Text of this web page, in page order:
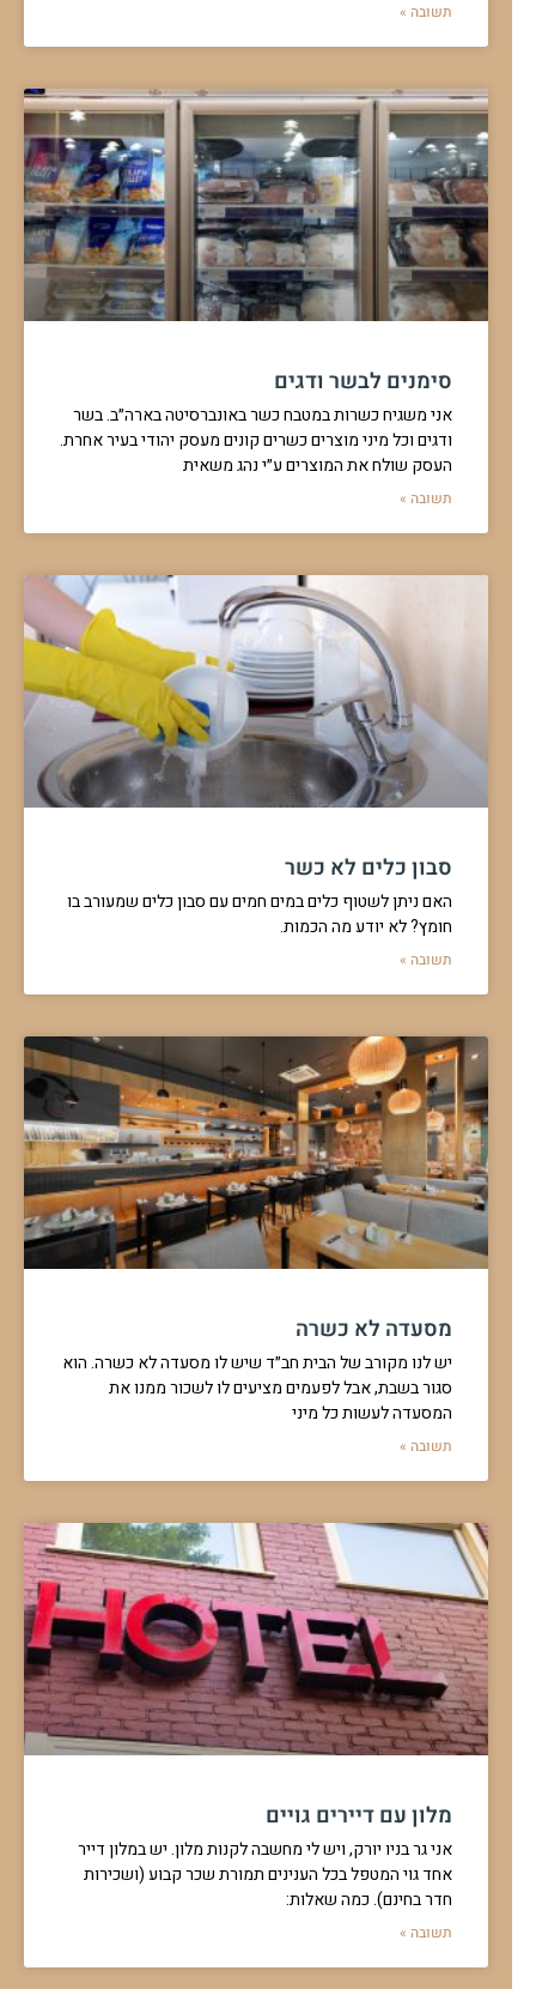
תשובה »
סימנים לבשר ודגים
אני משגיח כשרות במטבח כשר באונברסיטה בארה״ב. בשר
ודגים וכל מיני מוצרים כשרים קונים מעסק יהודי בעיר אחרת.
העסק שולח את המוצרים ע״י נהג משאית
תשובה »
סבון כלים לא כשר
האם ניתן לשטוף כלים במים חמים עם סבון כלים שמעורב בו
חומץ? לא יודע מה הכמות.
תשובה »
מסעדה לא כשרה
יש לנו מקורב של הבית חב״ד שיש לו מסעדה לא כשרה. הוא
סגור בשבת, אבל לפעמים מציעים לו לשכור ממנו את
המסעדה לעשות כל מיני
תשובה »
מלון עם דיירים גויים
אני גר בניו יורק, ויש לי מחשבה לקנות מלון. יש במלון דייר
אחד גוי המטפל בכל הענינים תמורת שכר קבוע (ושכירות
חדר בחינם). כמה שאלות:
תשובה »